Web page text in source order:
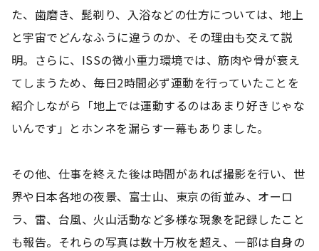
た、歯磨き、髭剃り、入浴などの仕方については、地上
と宇宙でどんなふうに違うのか、その理由も交えて説
明。さらに、ISSの微小重力環境では、筋肉や骨が衰え
てしまうため、毎日2時間必ず運動を行っていたことを
紹介しながら「地上では運動するのはあまり好きじゃな
いんです」とホンネを漏らす一幕もありました。
その他、仕事を終えた後は時間があれば撮影を行い、世
界や日本各地の夜景、富士山、東京の街並み、オーロ
ラ、雷、台風、火山活動など多様な現象を記録したこと
も報告。それらの写真は数十万枚を超え、一部は自身の